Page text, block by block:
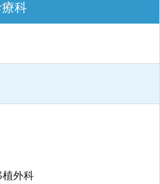
科
植外科